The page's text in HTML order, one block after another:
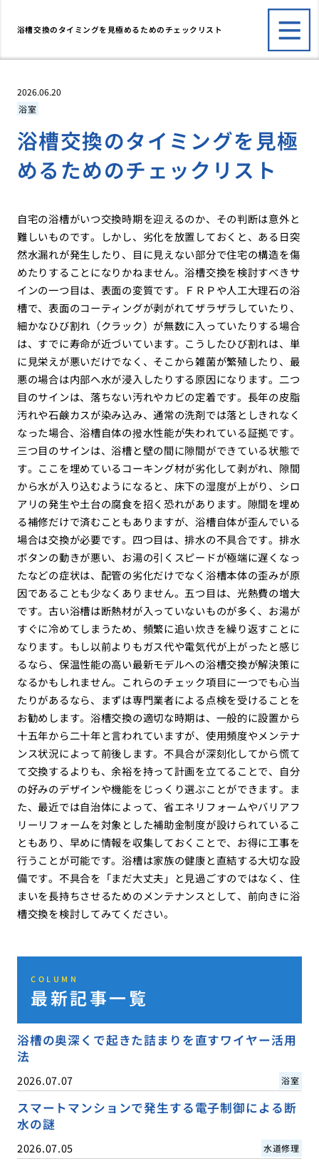
浴槽交換のタイミングを見極めるためのチェックリスト
2026.06.20
浴室
浴槽交換のタイミングを見極
めるためのチェックリスト
自宅の浴槽がいつ交換時期を迎えるのか、その判断は意外と
難しいものです。しかし、劣化を放置しておくと、ある日突
然水漏れが発生したり、目に見えない部分で住宅の構造を傷
めたりすることになりかねません。浴槽交換を検討すべきサ
インの一つ目は、表面の変質です。ＦＲＰや人工大理石の浴
槽で、表面のコーティングが剥がれてザラザラしていたり、
細かなひび割れ（クラック）が無数に入っていたりする場合
は、すでに寿命が近づいています。こうしたひび割れは、単
に見栄えが悪いだけでなく、そこから雑菌が繁殖したり、最
悪の場合は内部へ水が浸入したりする原因になります。二つ
目のサインは、落ちない汚れやカビの定着です。長年の皮脂
汚れや石鹸カスが染み込み、通常の洗剤では落としきれなく
なった場合、浴槽自体の撥水性能が失われている証拠です。
三つ目のサインは、浴槽と壁の間に隙間ができている状態で
す。ここを埋めているコーキング材が劣化して剥がれ、隙間
から水が入り込むようになると、床下の湿度が上がり、シロ
アリの発生や土台の腐食を招く恐れがあります。隙間を埋め
る補修だけで済むこともありますが、浴槽自体が歪んでいる
場合は交換が必要です。四つ目は、排水の不具合です。排水
ボタンの動きが悪い、お湯の引くスピードが極端に遅くなっ
たなどの症状は、配管の劣化だけでなく浴槽本体の歪みが原
因であることも少なくありません。五つ目は、光熱費の増大
です。古い浴槽は断熱材が入っていないものが多く、お湯が
すぐに冷めてしまうため、頻繁に追い炊きを繰り返すことに
なります。もし以前よりもガス代や電気代が上がったと感じ
るなら、保温性能の高い最新モデルへの浴槽交換が解決策に
なるかもしれません。これらのチェック項目に一つでも心当
たりがあるなら、まずは専門業者による点検を受けることを
お勧めします。浴槽交換の適切な時期は、一般的に設置から
十五年から二十年と言われていますが、使用頻度やメンテナ
ンス状況によって前後します。不具合が深刻化してから慌て
て交換するよりも、余裕を持って計画を立てることで、自分
の好みのデザインや機能をじっくり選ぶことができます。ま
た、最近では自治体によって、省エネリフォームやバリアフ
リーリフォームを対象とした補助金制度が設けられているこ
ともあり、早めに情報を収集しておくことで、お得に工事を
行うことが可能です。浴槽は家族の健康と直結する大切な設
備です。不具合を「まだ大丈夫」と見過ごすのではなく、住
まいを長持ちさせるためのメンテナンスとして、前向きに浴
槽交換を検討してみてください。
COLUMN
最新記事一覧
浴槽の奥深くで起きた詰まりを直すワイヤー活用
法
2026.07.07 浴室
スマートマンションで発生する電子制御による断
水の謎
2026.07.05 水道修理